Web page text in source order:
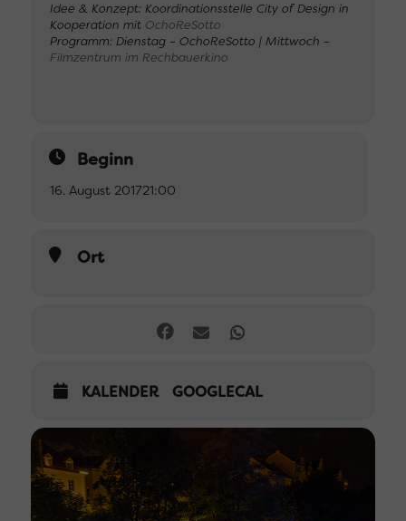
Idee & Konzept: Koordinationsstelle City of Design in
Kooperation mit OchoReSotto
Programm: Dienstag – OchoReSotto | Mittwoch –
Filmzentrum im Rechbauerkino
Beginn
16. August 201721:00
Ort
KALENDER GOOGLECAL